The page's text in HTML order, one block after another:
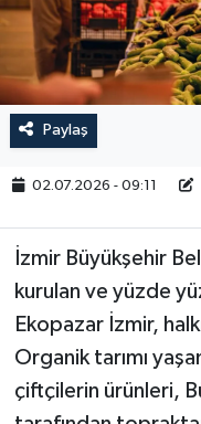
Paylaş
02.07.2026 - 09:11
İzmir Büyükşehir
kurulan ve yüzde
Ekopazar İzmir,
Organik tarımı
çiftçilerin ürünleri,
RESMİ İLAN